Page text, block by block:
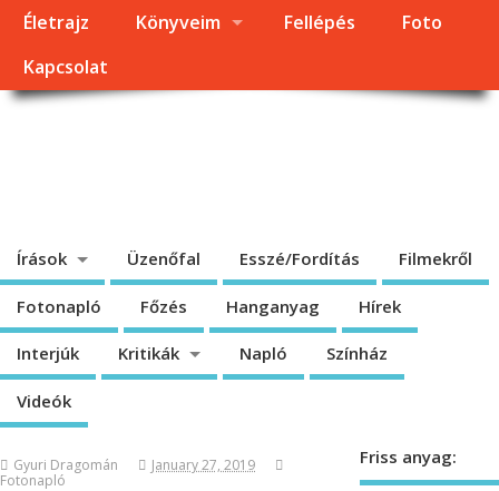
Életrajz Könyveim Fellépés
Foto
Kapcsolat
Írások Üzenőfal Esszé/Fordítás Filmekről
Fotonapló Főzés Hanganyag Hírek
Interjúk Kritikák Napló Színház
Videók
Gyuri Dragomán
January 27, 2019
Fotonapló
Friss anyag: